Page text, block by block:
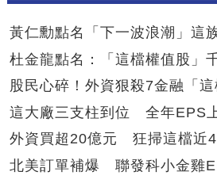
黃仁勳點名「下一波浪潮」這
杜金龍點名：「這檔權值股」
股民心碎！外資狠殺7金融「這
這大廠三支柱到位 全年EPS
外資買超20億元 狂掃這檔近4
北美訂單補爆 聯發科小金雞